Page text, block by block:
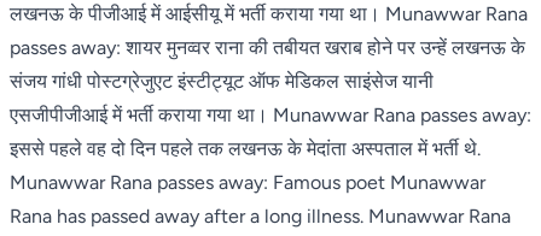
लखनऊ के पीजीआई में आईसीयू में भर्ती कराया गया था। Munawwar Rana
passes away: शायर मुनव्वर राना की तबीयत खराब होने पर उन्हें लखनऊ के
संजय गांधी पोस्टग्रेजुएट इंस्टीट्यूट ऑफ मेडिकल साइंसेज यानी
एसजीपीजीआई में भर्ती कराया गया था। Munawwar Rana passes away:
इससे पहले वह दो दिन पहले तक लखनऊ के मेदांता अस्पताल में भर्ती थे.
Munawwar Rana passes away: Famous poet Munawwar
Rana has passed away after a long illness. Munawwar Rana